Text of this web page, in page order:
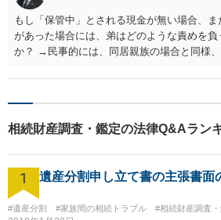
もし「保管中」とされる現金が無い場合、
があった場合には、弟はどのような責めを負
か？ →民事的には、同居親族の場合と同様
なります。 刑事的には、亡叔父様の生前に
続事案において「不正な出金による使い込み
中」の現金の所在、通帳上の各出金の用途
ついて、問い合わせるのがよろしいかと思い
は、追及の程度や法的に有効な主張を行える
相続財産調査・鑑定の法律Q&Aラン
1 遺産分割申し立て書の主張書面
#遺産分割 #家族間の相続トラブル #相続財産調査